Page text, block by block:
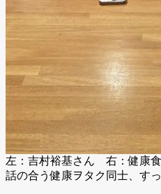
左：吉村裕基さん 右：健康
話の合う健康ヲタク同士、す